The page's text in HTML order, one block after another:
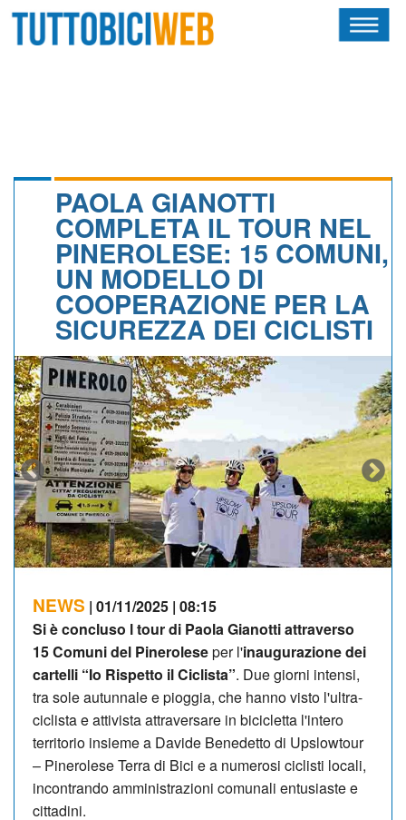
CALENDARIO
ALBI D'ORO
NEWSLETTER
PAOLA GIANOTTI
COMPLETA IL TOUR NEL
PINEROLESE: 15 COMUNI,
UN MODELLO DI
COOPERAZIONE PER LA
SICUREZZA DEI CICLISTI
NEWS | 01/11/2025 | 08:15
Si è concluso l tour di Paola Gianotti attraverso
15 Comuni del Pineroleseper l'inaugurazione dei
cartelli “Io Rispetto il Ciclista”. Due giorni intensi,
tra sole autunnale e pioggia, che hanno visto l'ultra-
ciclista e attivista attraversare in bicicletta l'intero
territorio insieme a Davide Benedetto di Upslowtour
– Pinerolese Terra di Bici e a numerosi ciclisti locali,
incontrando amministrazioni comunali entusiaste e
cittadini.